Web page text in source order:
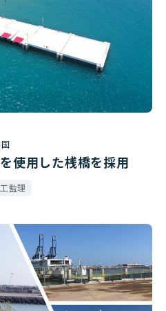
使用した桟橋を採用
監理